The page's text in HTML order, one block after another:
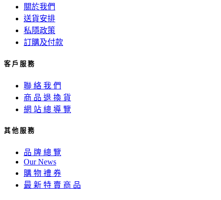
關於我們
送貨安排
私隱政策
訂購及付款
客 戶 服 務
聯 絡 我 們
商 品 退 換 貨
網 站 總 導 覽
其 他 服 務
品 牌 總 覽
Our News
購 物 禮 券
最 新 特 賣 商 品